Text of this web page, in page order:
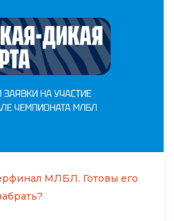
МЛБЛ. Готовы его